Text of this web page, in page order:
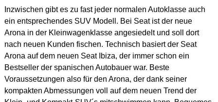
Inzwischen gibt es zu fast jeder normalen Autoklasse auch
ein entsprechendes SUV Modell. Bei Seat ist der neue
Arona in der Kleinwagenklasse angesiedelt und soll dort
nach neuen Kunden fischen. Technisch basiert der Seat
Arona auf dem neuen Seat Ibiza, der immer schon ein
Bestseller der spanischen Autobauer war. Beste
Voraussetzungen also für den Arona, der dank seiner
kompakten Abmessungen voll auf dem neuen Trend der